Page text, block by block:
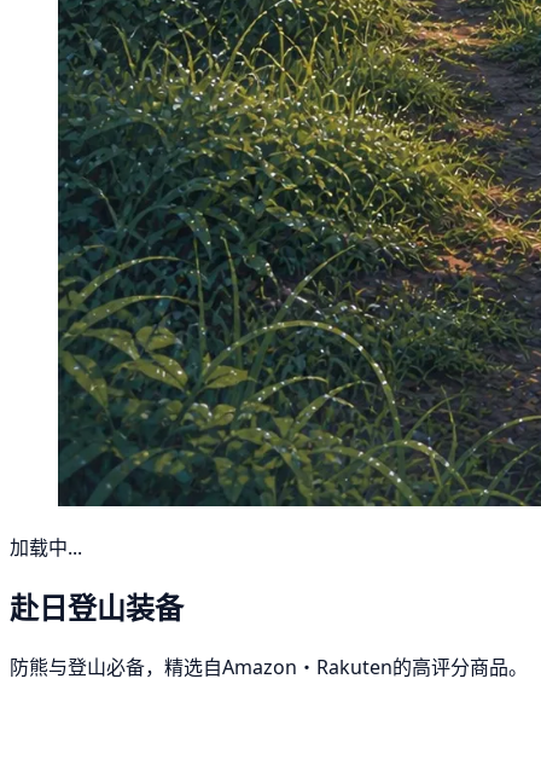
加载中...
赴日登山装备
防熊与登山必备，精选自Amazon・Rakuten的高评分商品。